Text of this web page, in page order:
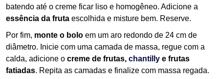
batendo até o creme ficar liso e homogêneo. Adicione a
essência da fruta escolhida e misture bem. Reserve.
Por fim, monte o bolo em um aro redondo de 24 cm de
diâmetro. Inicie com uma camada de massa, regue com a
calda, adicione o creme de frutas, chantilly e frutas
fatiadas. Repita as camadas e finalize com massa regada.